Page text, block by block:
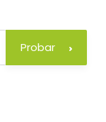
Probar